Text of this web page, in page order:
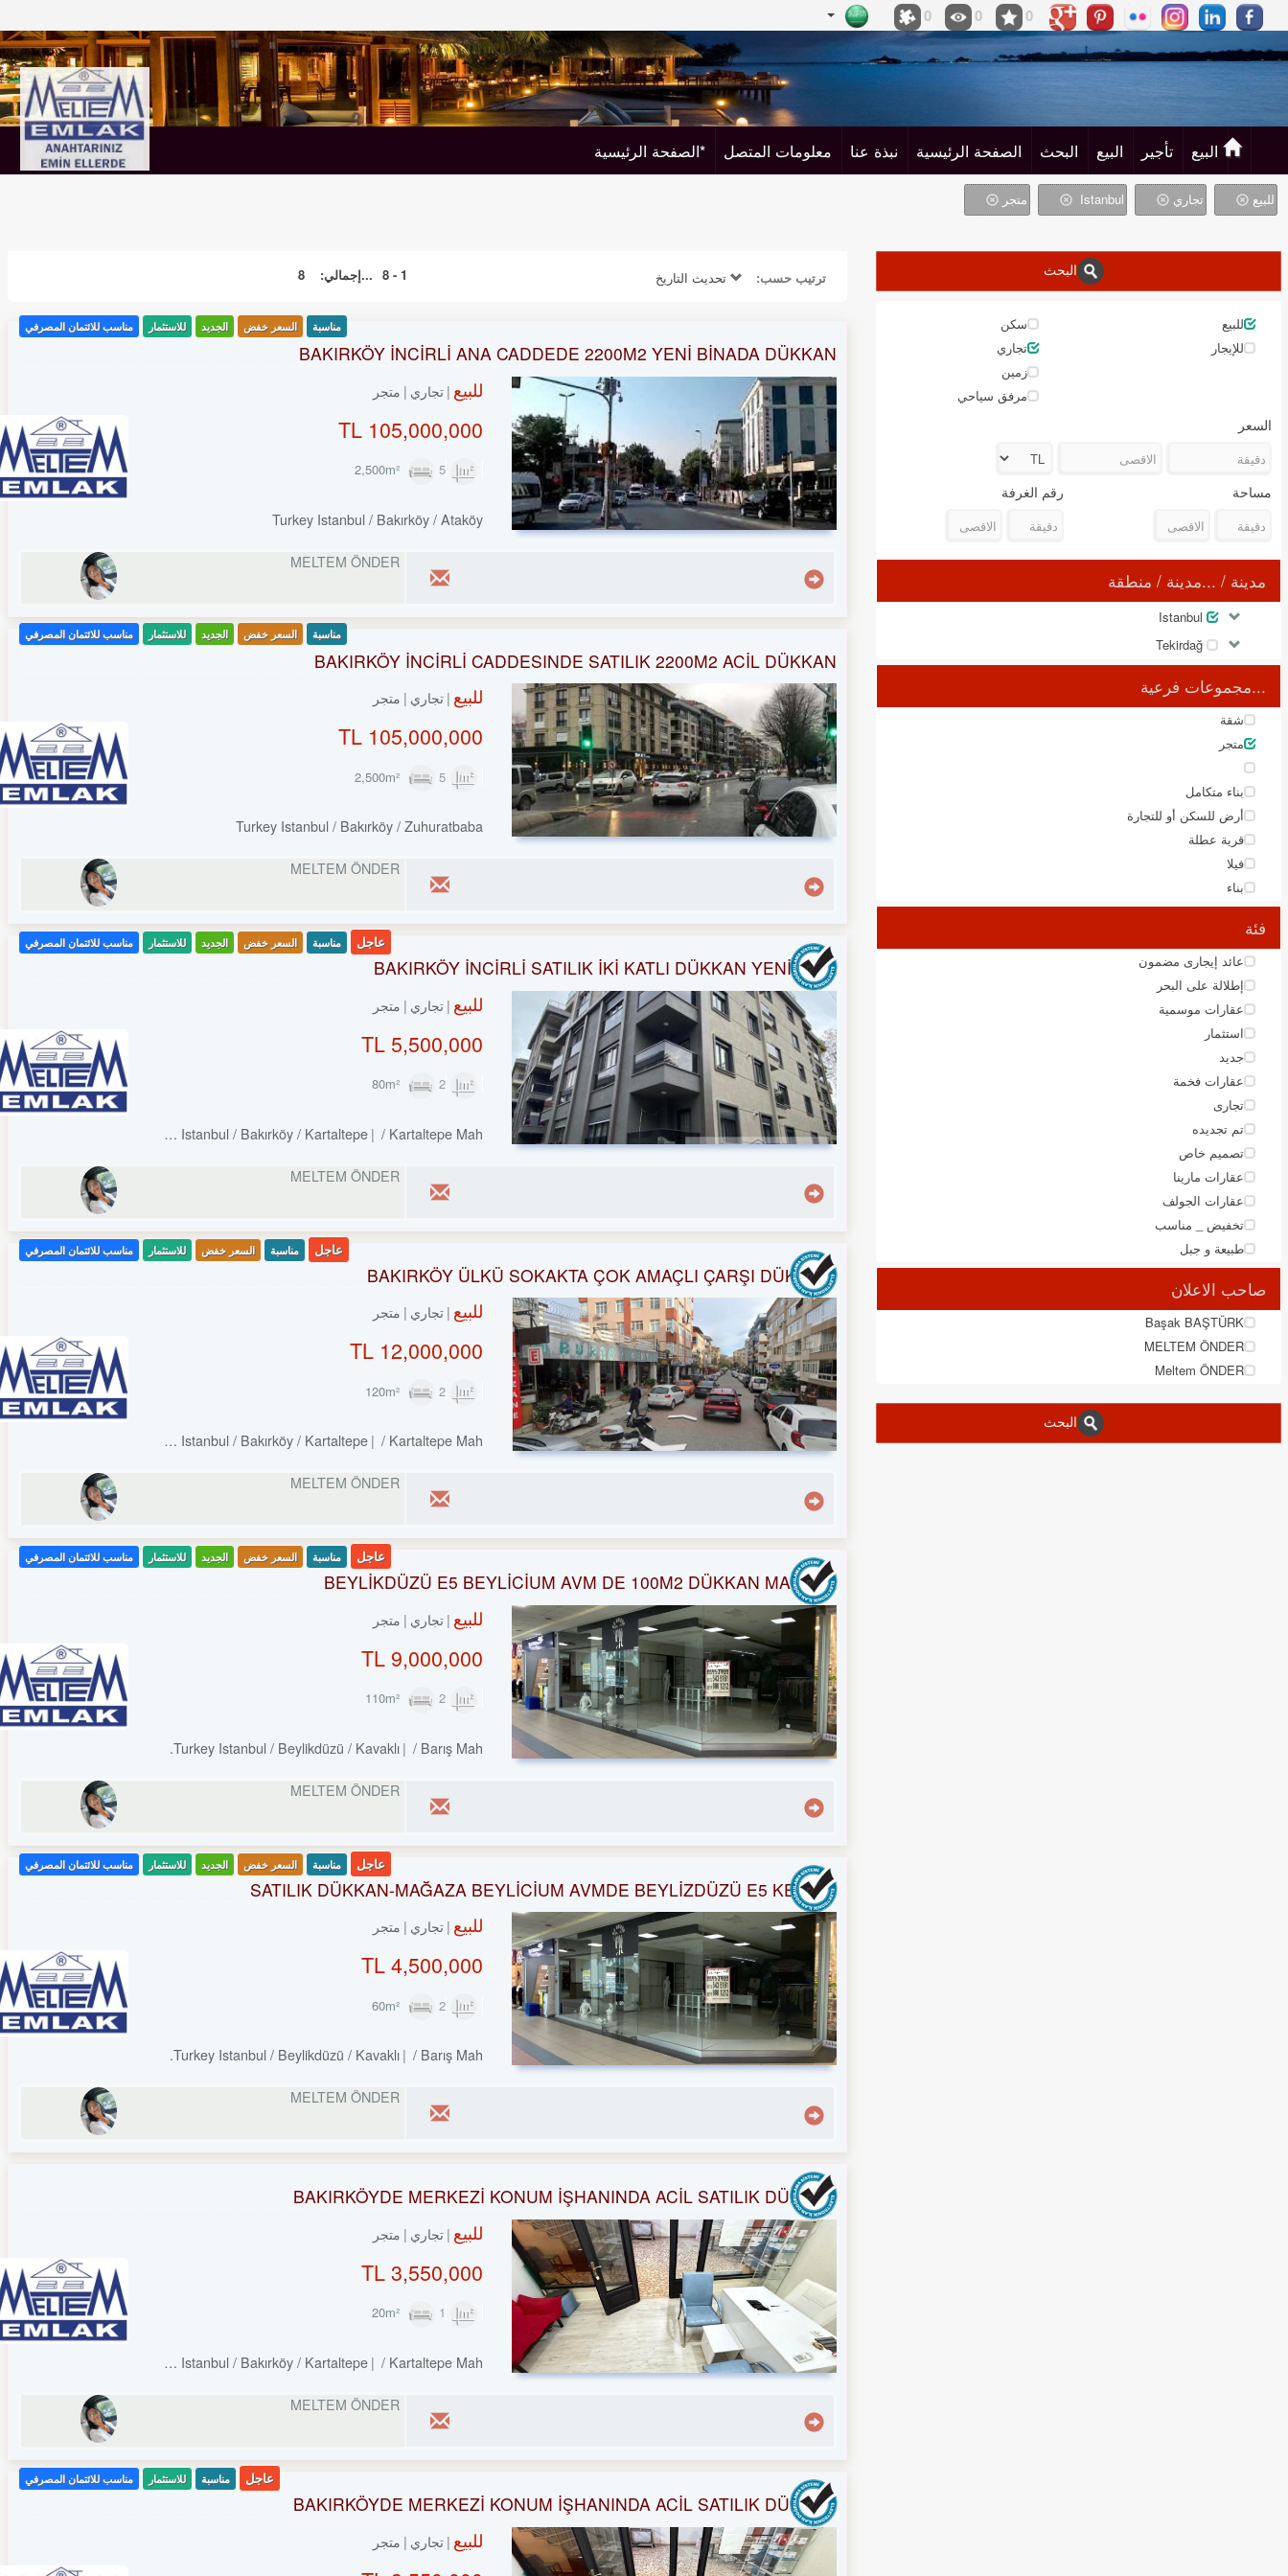
0
0
0
البيع تأجير البيع البحث الصفحة الرئيسية نبذة عنا معلومات المتصل *الصفحة الرئيسية
للبيع تجاري Istanbul متجر
البحث
للبيع
للإيجار
سكن
تجاري
زمین
مرفق سياحي
السعر
مساحة رقم الغرفة
مدينة / ...مدينة / منطقة
Istanbul
Tekirdağ
...مجموعات فرعية
شقة
متجر
بناء متكامل
أرض للسكن أو للتجارة
قرية عطلة
فيلا
بناء
فئة
عائد إيجارى مضمون
إطلالة على البحر
عقارات موسمية
استثمار
جديد
عقارات فخمة
تجارى
تم تجديده
تصميم خاص
عقارات مارينا
عقارات الجولف
تخفيض _ مناسب
طبيعة و جبل
صاحب الاعلان
Başak BAŞTÜRK
MELTEM ÖNDER
Meltem ÖNDER
البحث
ترتيب حسب: تحديث التاريخ 1 - 8 ...إجمالي: 8
مناسبة السعر خفض الجديد للاستثمار مناسب للائتمان المصرفي
BAKIRKÖY İNCİRLİ ANA CADDEDE 2200M2 YENİ BİNADA DÜKKAN
للبيع تجاري متجر
105,000,000 TL
5
Turkey Istanbul / Bakırköy / Ataköy
MELTEM ÖNDER
مناسبة السعر خفض الجديد للاستثمار مناسب للائتمان المصرفي
BAKIRKÖY İNCİRLİ CADDESINDE SATILIK 2200M2 ACİL DÜKKAN
للبيع تجاري متجر
105,000,000 TL
5
Turkey Istanbul / Bakırköy / Zuhuratbaba
MELTEM ÖNDER
عاجل مناسبة السعر خفض الجديد للاستثمار مناسب للائتمان المصرفي
BAKIRKÖY İNCİRLİ SATILIK İKİ KATLI DÜKKAN YENİ BİNA
للبيع تجاري متجر
5,500,000 TL
2
Turkey Istanbul / Bakırköy / Kartaltepe / Kartaltepe Mah.
MELTEM ÖNDER
عاجل مناسبة السعر خفض للاستثمار مناسب للائتمان المصرفي
BAKIRKÖY ÜLKÜ SOKAKTA ÇOK AMAÇLI ÇARŞI DÜKKANI
للبيع تجاري متجر
12,000,000 TL
2
Turkey Istanbul / Bakırköy / Kartaltepe / Kartaltepe Mah.
MELTEM ÖNDER
عاجل مناسبة السعر خفض الجديد للاستثمار مناسب للائتمان المصرفي
BEYLİKDÜZÜ E5 BEYLİCİUM AVM DE 100M2 DÜKKAN MAĞAZA
للبيع تجاري متجر
9,000,000 TL
2
Turkey Istanbul / Beylikdüzü / Kavaklı / Barış Mah.
MELTEM ÖNDER
عاجل مناسبة السعر خفض الجديد للاستثمار مناسب للائتمان المصرفي
SATILIK DÜKKAN-MAĞAZA BEYLİCİUM AVMDE BEYLİZDÜZÜ E5 KENARI
للبيع تجاري متجر
4,500,000 TL
2
Turkey Istanbul / Beylikdüzü / Kavaklı / Barış Mah.
MELTEM ÖNDER
BAKIRKÖYDE MERKEZİ KONUM İŞHANINDA ACİL SATILIK DÜKKAN
للبيع تجاري متجر
3,550,000 TL
1
Turkey Istanbul / Bakırköy / Kartaltepe / Kartaltepe Mah.
MELTEM ÖNDER
عاجل مناسبة للاستثمار مناسب للائتمان المصرفي
BAKIRKÖYDE MERKEZİ KONUM İŞHANINDA ACİL SATILIK DÜKKAN
للبيع تجاري متجر